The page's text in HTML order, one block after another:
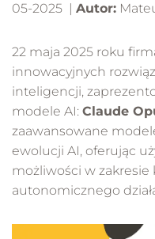
05-2025 | Autor:
22 maja 2025 roku
innowacyjnych
inteligencji,
modele AI: Claude
zaawansowane
ewolucji AI, oferując
możliwości w
autonomicznego